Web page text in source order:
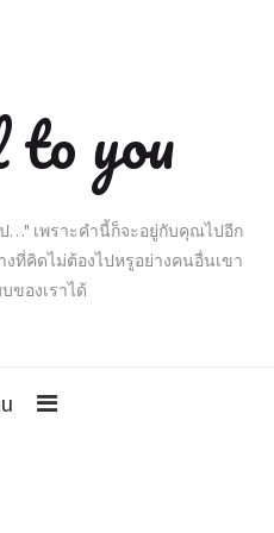
you
…" เพราะคำนี้ก็จะอยู่กับคุณไปอีก
ที่คิดไม่ต้องไปหรูอย่างคนอื่นเขา
ของเราได้